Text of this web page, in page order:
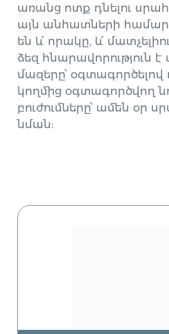
առանց ոտք դնելու
այն անհատների
են և՛ որակը, և՛
ձեզ հնարավորություն
մազերը՝
կողմից օգտագործվող
բուժումները՝ ամեն օր
նման: